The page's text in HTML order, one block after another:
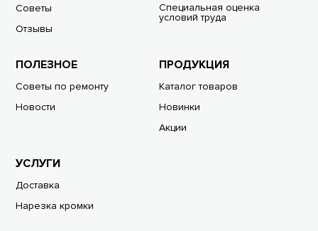
Советы
Отзывы
Специальная оценка
условий труда
ПОЛЕЗНОЕ
Советы по ремонту
Новости
ПРОДУКЦИЯ
Каталог товаров
Новинки
Акции
УСЛУГИ
Доставка
Нарезка кромки